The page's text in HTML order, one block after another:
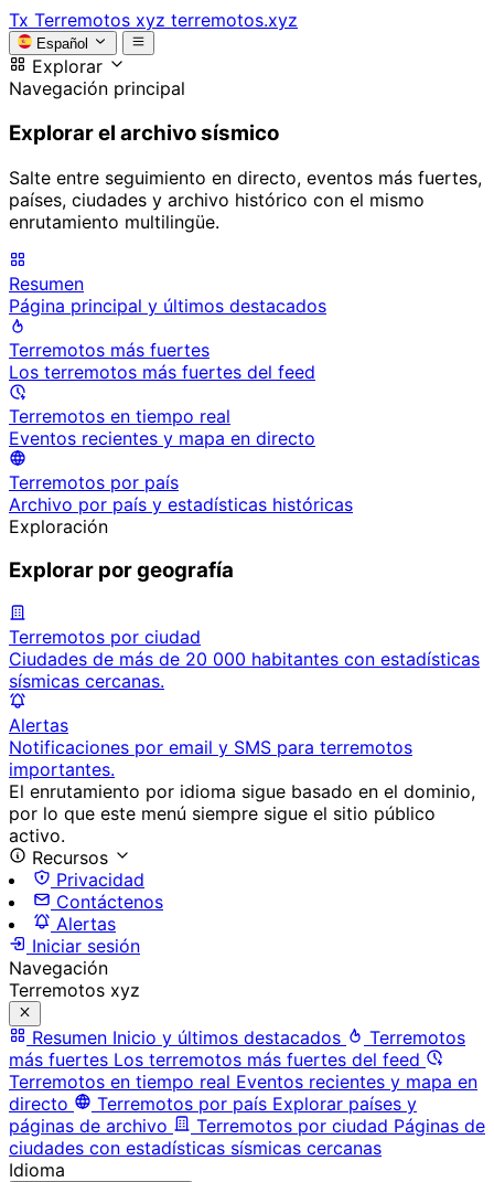
Tx Terremotos xyz terremotos.xyz
Español
Explorar
Navegación principal
Explorar el archivo sísmico
Salte entre seguimiento en directo, eventos más fuertes,
países, ciudades y archivo histórico con el mismo
enrutamiento multilingüe.
Resumen
Página principal y últimos destacados
Terremotos más fuertes
Los terremotos más fuertes del feed
Terremotos en tiempo real
Eventos recientes y mapa en directo
Terremotos por país
Archivo por país y estadísticas históricas
Exploración
Explorar por geografía
Terremotos por ciudad
Ciudades de más de 20 000 habitantes con estadísticas
sísmicas cercanas.
Alertas
Notificaciones por email y SMS para terremotos
importantes.
El enrutamiento por idioma sigue basado en el dominio,
por lo que este menú siempre sigue el sitio público
activo.
Recursos
Privacidad
Contáctenos
Alertas
Iniciar sesión
Navegación
Terremotos xyz
Resumen Inicio y últimos destacados
Terremotos
más fuertes Los terremotos más fuertes del feed
Terremotos en tiempo real Eventos recientes y mapa en
directo
Terremotos por país Explorar países y
páginas de archivo
Terremotos por ciudad Páginas de
ciudades con estadísticas sísmicas cercanas
Idioma